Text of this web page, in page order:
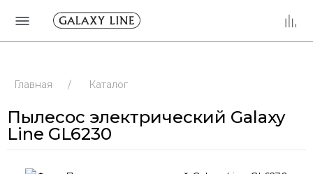
Главная / Каталог
Пылесос электрический Galaxy
Line GL6230